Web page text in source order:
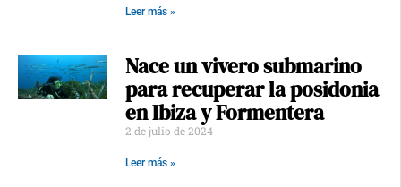
Leer más »
Nace un vivero submarino
para recuperar la posidonia
en Ibiza y Formentera
2 de julio de 2024
Leer más »